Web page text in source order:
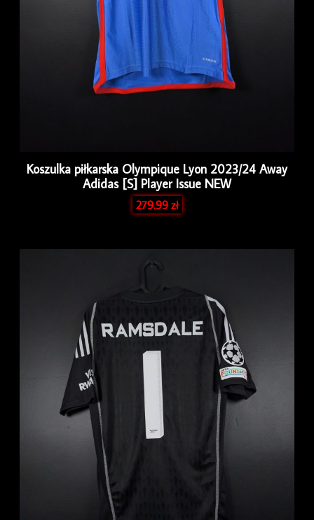
Koszulka piłkarska Olympique Lyon 2023/24 Away
Adidas [S] Player Issue NEW
279.99zł